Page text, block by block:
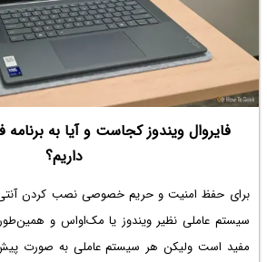
فایروال ویندوز کجاست و آیا به برنامه
داریم؟
برای حفظ امنیت و حریم خصوصی نصب کردن آنتی
سیستم عاملی نظیر ویندوز یا مک‌او‌اس و همین‌طور
مفید است ولیکن هر سیستم عاملی به صورت